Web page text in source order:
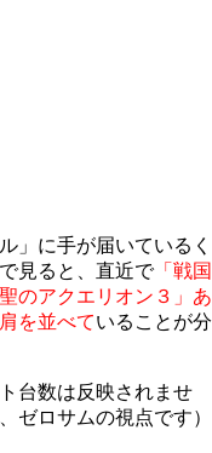
」に手が届いているく
見ると、直近で「戦国
のアクエリオン３」あ
を並べていることが分
台数は反映されませ
ゼロサムの視点です）